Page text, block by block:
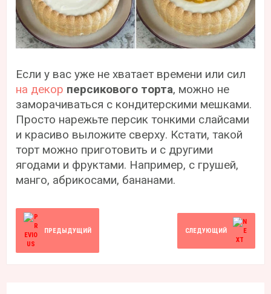
Если у вас уже не хватает времени или сил
на декор персикового торта, можно не
заморачиваться с кондитерскими мешками.
Просто нарежьте персик тонкими слайсами
и красиво выложите сверху. Кстати, такой
торт можно приготовить и с другими
ягодами и фруктами. Например, с грушей,
манго, абрикосами, бананами.
ПРЕДЫДУЩИЙ СЛЕДУЮЩИЙ